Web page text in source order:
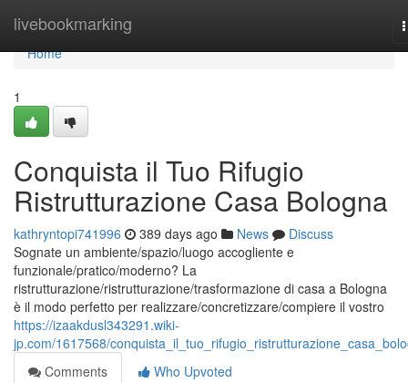
livebookmarking
Home
Home
1
Conquista il Tuo Rifugio
Ristrutturazione Casa Bologna
kathryntopi741996 389 days ago News
Discuss
Sognate un ambiente/spazio/luogo accogliente e
funzionale/pratico/moderno? La
ristrutturazione/ristrutturazione/trasformazione di casa a Bologna
è il modo perfetto per realizzare/concretizzare/compiere il vostro
https://izaakdusl343291.wiki-
jp.com/1617568/
Comments
Who Upvoted